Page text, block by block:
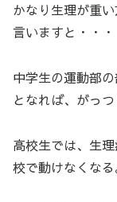
かなり生理が重
言いますと・・・
中学生の運動部
となれば、がっ
高校生では、生
校で動けなくなる